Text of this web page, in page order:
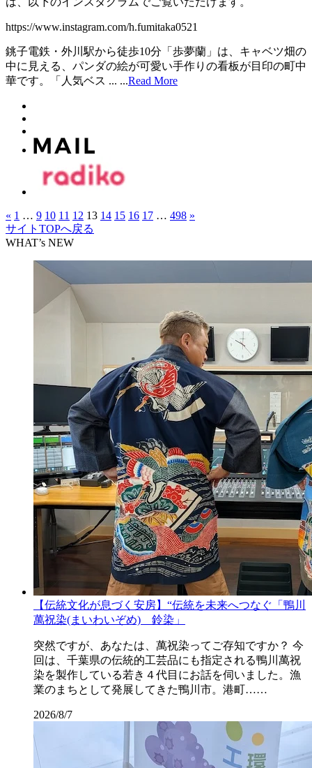
https://www.instagram.com/h.fumitaka0521
銚子電鉄・外川駅から徒歩10分「歩夢蘭」は、キャベツ畑の
中に見える、パンダの絵が可愛い手作りの看板が目印の町中
華です。「人気ベス ... ...Read More
« 1 … 9 10 11 12 13 14 15 16 17 … 498 »
サイトTOPへ戻る
WHAT’s NEW
【伝統文化が息づく安房】“伝統を未来へつなぐ「鴨川
萬祝染(まいわいぞめ) 鈴染」
突然ですが、あなたは、萬祝染ってご存知ですか？ 今
回は、千葉県の伝統的工芸品にも指定される鴨川萬祝
染を製作している若き４代目にお話を伺いました。漁
業のまちとして発展してきた鴨川市。港町……
2026/8/7